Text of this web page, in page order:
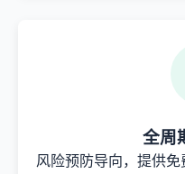
全周
风险预防导向，提供